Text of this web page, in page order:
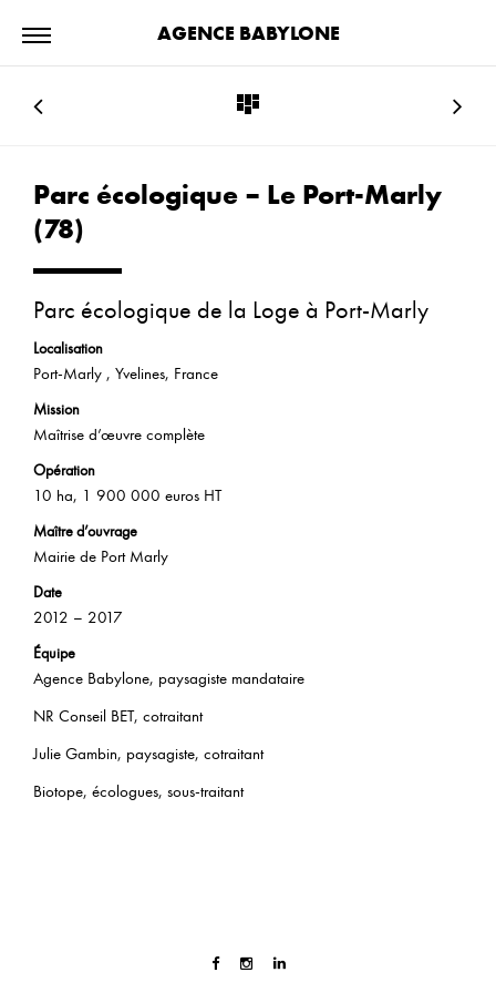
AGENCE BABYLONE
Parc écologique – Le Port-Marly
(78)
Parc écologique de la Loge à Port-Marly
Localisation
Port-Marly , Yvelines, France
Mission
Maîtrise d’œuvre complète
Opération
10 ha, 1 900 000 euros HT
Maître d’ouvrage
Mairie de Port Marly
Date
2012 – 2017
Équipe
Agence Babylone, paysagiste mandataire
NR Conseil BET, cotraitant
Julie Gambin, paysagiste, cotraitant
Biotope, écologues, sous-traitant